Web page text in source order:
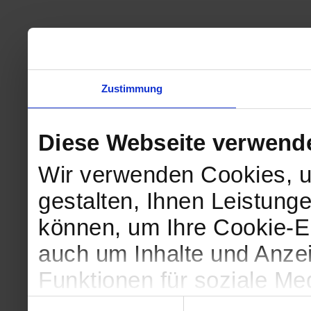
Zustimmung
Diese Webseite
Wir verwenden Cookies,
gestalten, Ihnen
können, um Ihre Cookie-
auch um Inhalte und
Funktionen für soziale